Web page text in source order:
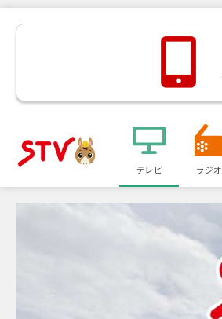
ＳＴＶ札
メ
ュ
ー
テレビ ラジオ